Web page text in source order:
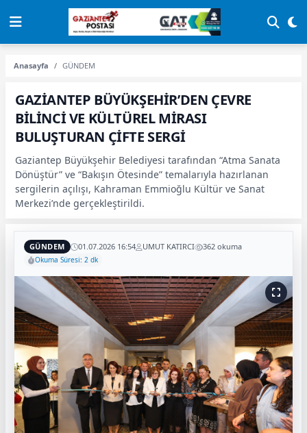
Anasayfa GÜNDEM
GAZİANTEP BÜYÜKŞEHİR’DEN ÇEVRE
BİLİNCİ VE KÜLTÜREL MİRASI
BULUŞTURAN ÇİFTE SERGİ
Gaziantep Büyükşehir Belediyesi tarafından “Atma Sanata
Dönüştür” ve “Bakışın Ötesinde” temalarıyla hazırlanan
sergilerin açılışı, Kahraman Emmioğlu Kültür ve Sanat
Merkezi’nde gerçekleştirildi.
GÜNDEM 01.07.2026 16:54 UMUT KATIRCI 362 okuma
Okuma Süresi: 2 dk